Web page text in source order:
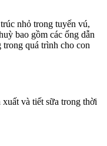
nhỏ trong tuyến vú,
bao gồm các ống dẫn
quá trình cho con
và tiết sữa trong thời